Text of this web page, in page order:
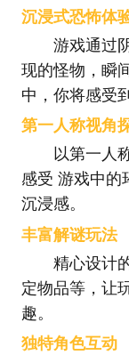
沉浸式恐怖体
游戏通过
现的怪物，瞬
中，你将感受
第一人称视角
以第一人
感受 游戏中的
沉浸感。
丰富解谜玩法
精心设计
定物品等，让
趣。
独特角色互动